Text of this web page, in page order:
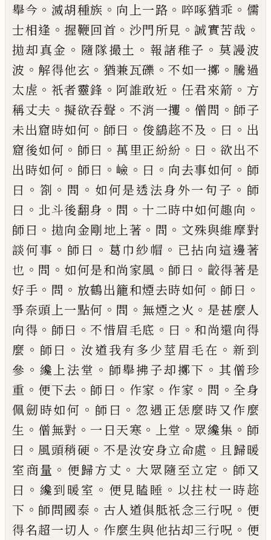
舉今 。 滅胡種族 。 向上一路 。 啐啄猶乖 。 儒
士相逢 。 握鞭回首 。 沙門所見 。誠實苦哉 。
拋却真金 。 隨隊撮土 。 報諸稚子 。 莫謾波
波 。 解得他玄 。 猶兼瓦礫 。不如一擲 。 騰過
太虗 。 祇者靈鋒 。 阿誰敢近 。 任君來箭 。 方
稱丈夫 。擬欲吞聲 。 不消一攫 。 僧問 。 師子
未出窟時如何 。 師曰 。 俊鷂趂不及 。 曰 。 出
窟後如何 。 師曰 。 萬里正紛紛 。 曰 。欲出不
出時如何 。 師曰 。嶮 。 曰 。 向去事如何 。 師
曰 。 劄 。 問 。 如何是透法身外一句子 。 師
曰 。 北斗後翻身 。 問 。十二時中如何趣向 。
師曰 。 拋向金剛地上著 。 問 。 文殊與維摩對
談何事 。 師曰 。 葛巾紗帽 。 已拈向這邊著
也 。 問 。 如何是和尚家風 。 師曰 。 齩得著是
好手 。 問 。 放鶴出籠和煙去時如何 。 師曰 。
爭奈頭上一點何 。 問 。 無煙之火 。 是甚麼人
向得 。 師曰 。不惜眉毛底 。 曰 。 和尚還向得
麼 。 師曰 。 汝道我有多少莖眉毛在 。 新到
參 。 纔上法堂 。 師舉拂子却擲下 。 其僧珍
重 。 便下去 。 師曰 。 作家 。 作家 。 問 。全身
佩劒時如何 。 師曰 。 忽遇正恁麼時又作麼
生 。 僧無對 。 一日天寒 。 上堂 。 眾纔集 。 師
曰 。 風頭稍硬 。 不是汝安身立命處 。 且歸暖
室商量 。 便歸方丈 。 大眾隨至立定 。 師又
曰 。 纔到暖室 。 便見瞌睡 。 以拄杖一時趂
下 。 師問國泰 。 古人道俱胝祇念三行呪 。 便
得名超一切人 。 作麼生與他拈却三行呪 。 便